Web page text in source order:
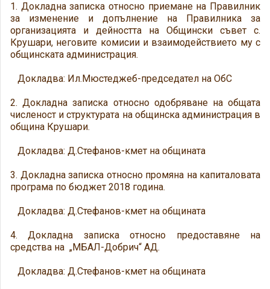
1. Докладна записка относно приемане на Правилник
за изменение и допълнение на Правилника за
организацията и дейността на Общински съвет с.
Крушари, неговите комисии и взаимодействието му с
общинската администрация.
Докладва: Ил.Мюстеджеб-председател на ОбС
2. Докладна записка относно одобряване на общата
численост и структурата на общинска администрация в
община Крушари.
Докладва: Д.Стефанов-кмет на общината
3. Докладна записка относно промяна на капиталовата
програма по бюджет 2018 година.
Докладва: Д.Стефанов-кмет на общината
4. Докладна записка относно предоставяне на
средства на „МБАЛ-Добрич“ АД.
Докладва: Д.Стефанов-кмет на общината